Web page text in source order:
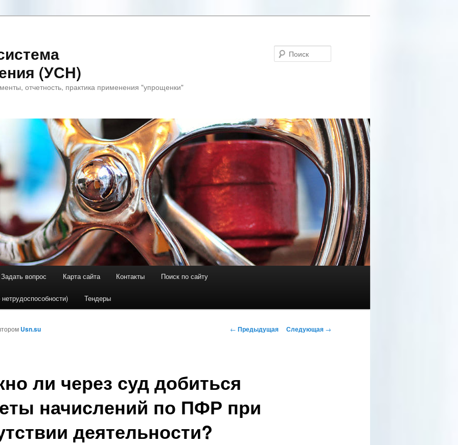
(УСН)
отчетность, практика применения "упрощенки"
содержимому
Задать вопрос Карта сайта Контакты Поиск по сайту
Тендеры
Навигация по записям
← Предыдущая Следующая →
ли через суд добиться
начислений по ПФР при
деятельности?
Usn.su